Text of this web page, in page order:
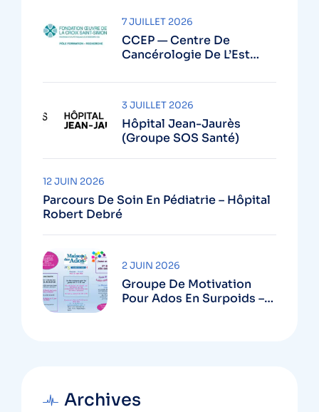
CCEP — Centre De
Cancérologie De L’Est
Croix Saint-Simon – Paris)
7 JUILLET 2026
Hôpital Jean-Jaurès
(Groupe SOS Santé)
3 JUILLET 2026
Parcours De Soin En Pédiatrie – Hôpital
Robert Debré
12 JUIN 2026
Groupe De Motivation
Pour Ados En Surpoids –
2 JUIN 2026
Archives